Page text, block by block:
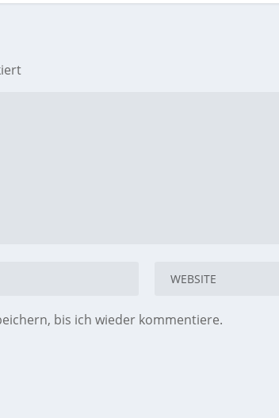
bis ich wieder kommentiere.